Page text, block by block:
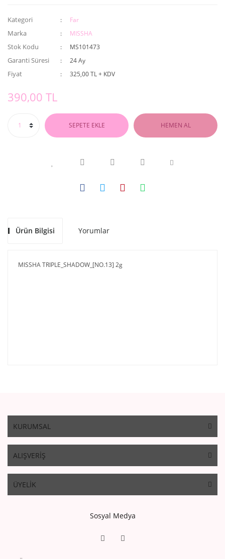
Kategori Far
Marka MISSHA
Stok Kodu MS101473
Garanti Süresi 24 Ay
Fiyat 325,00 TL + KDV
390,00 TL
SEPETE EKLE HEMEN AL
Ürün Bilgisi Yorumlar
MISSHA TRIPLE_SHADOW_[NO.13] 2g
KURUMSAL
ALIŞVERİŞ
ÜYELİK
Sosyal Medya